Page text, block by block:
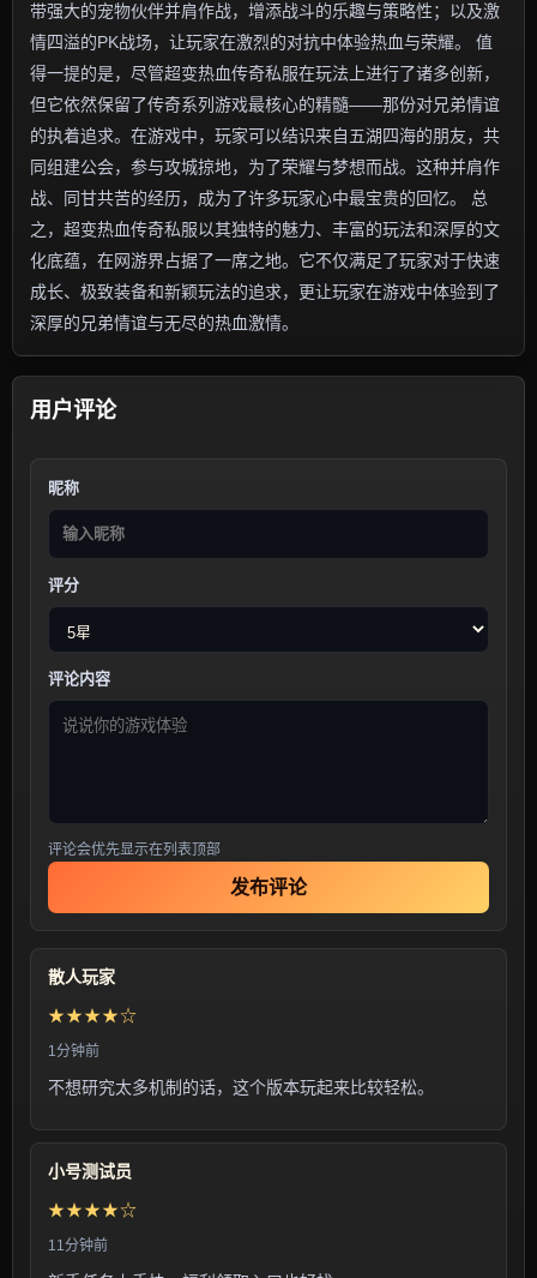
带强大的宠物伙伴并肩作战，增添战斗的乐趣与策略性；以及激
情四溢的PK战场，让玩家在激烈的对抗中体验热血与荣耀。 值
得一提的是，尽管超变热血传奇私服在玩法上进行了诸多创新，
但它依然保留了传奇系列游戏最核心的精髓——那份对兄弟情谊
的执着追求。在游戏中，玩家可以结识来自五湖四海的朋友，共
同组建公会，参与攻城掠地，为了荣耀与梦想而战。这种并肩作
战、同甘共苦的经历，成为了许多玩家心中最宝贵的回忆。 总
之，超变热血传奇私服以其独特的魅力、丰富的玩法和深厚的文
化底蕴，在网游界占据了一席之地。它不仅满足了玩家对于快速
成长、极致装备和新颖玩法的追求，更让玩家在游戏中体验到了
深厚的兄弟情谊与无尽的热血激情。
用户评论
昵称
评分
评论内容
评论会优先显示在列表顶部
发布评论
散人玩家
★★★★☆
1分钟前
不想研究太多机制的话，这个版本玩起来比较轻松。
小号测试员
★★★★☆
11分钟前